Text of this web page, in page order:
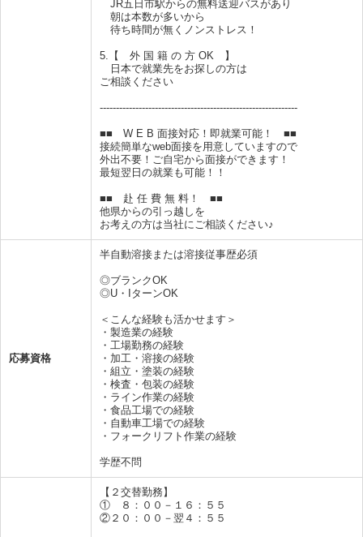
JR五日市駅からの無料送迎バスがあり
朝は本数が多いから
待ち時間が無くノンストレス！
5.【 外 国 籍 の 方 OK 】
日本で就業先をお探しの方は
ご相談ください
-------------------------------------------------------------
■■ W E B 面接対応！即就業可能！ ■■
接続簡単なweb面接を用意していますので
外出不要！ご自宅から面接ができます！
最短翌日の就業も可能！！
■■ 赴 任 費 無 料！ ■■
他県からの引っ越しを
お考えの方は当社にご相談ください♪
応募資格
半自動溶接または溶接従事歴必須
◎ブランクOK
◎U・IターンOK
＜こんな経験も活かせます＞
・製造業の経験
・工場勤務の経験
・加工・溶接の経験
・組立・塗装の経験
・検査・包装の経験
・ライン作業の経験
・食品工場での経験
・自動車工場での経験
・フォークリフト作業の経験
学歴不問
【２交替勤務】
① ８：００－１６：５５
②２０：００－翌４：５５